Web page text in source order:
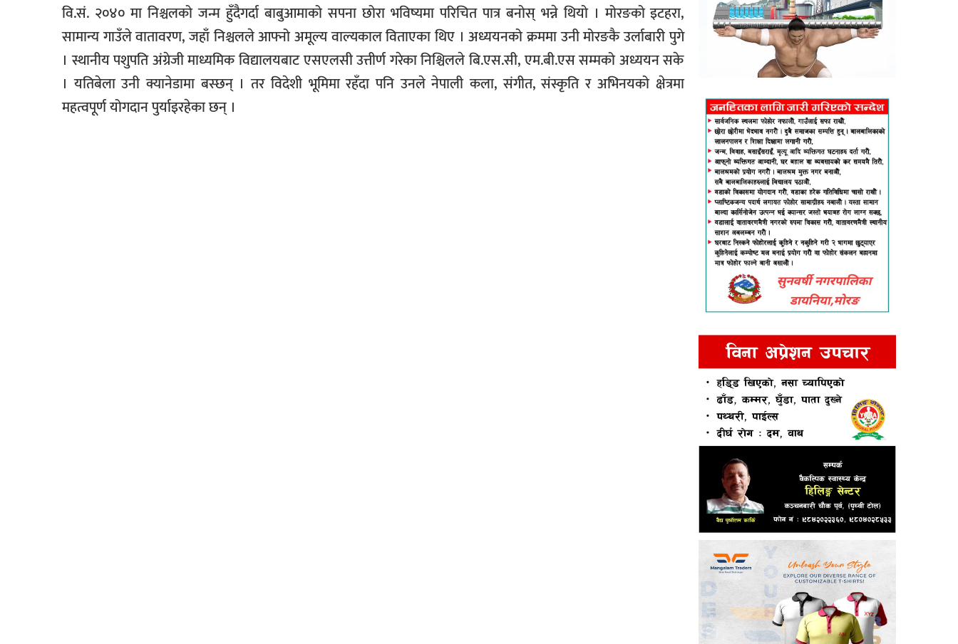
वि.सं. २०४० मा निश्चलको जन्म हुँदैगर्दा बाबुआमाको सपना छोरा भविष्यमा परिचित पात्र बनोस् भन्ने थियो । मोरङको इटहरा,
सामान्य गाउँले वातावरण, जहाँ निश्चलले आफ्नो अमूल्य वाल्यकाल विताएका थिए । अध्ययनको क्रममा उनी मोरङकै उर्लाबारी पुगे
। स्थानीय पशुपति अंग्रेजी माध्यमिक विद्यालयबाट एसएलसी उत्तीर्ण गरेका निश्चिलले बि.एस.सी, एम.बी.एस सम्मको अध्ययन सके
। यतिबेला उनी क्यानेडामा बस्छन् । तर विदेशी भूमिमा रहँदा पनि उनले नेपाली कला, संगीत, संस्कृति र अभिनयको क्षेत्रमा
महत्वपूर्ण योगदान पुर्याइरहेका छन् ।